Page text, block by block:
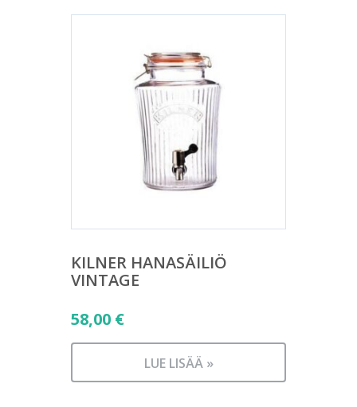
KILNER HANASÄILIÖ
VINTAGE
58,00 €
LUE LISÄÄ »